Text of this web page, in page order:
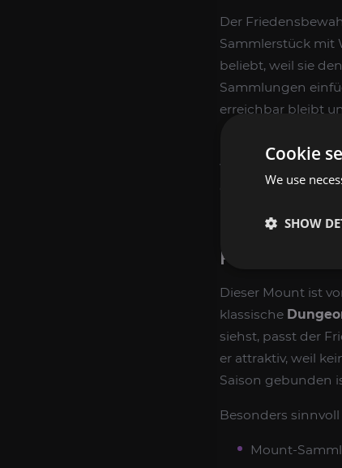
Der
Sammlerstück mit
beliebt, weil sie
Sammlungen
erreichbar bleibt
Im Gegensatz zu
von Mechagon
der
Mount-Liste
FÜR WEN
Dieser Mount ist
klassische
siehst, passt der
er attraktiv, weil
Saison gebunden
Besonders
Mount-
Cookie
We use
SHOW